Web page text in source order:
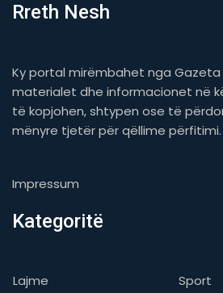
Rreth Nesh
Ky portal mirëmbahet nga Gazeta
materialet dhe informacionet në
të kopjohen, shtypen ose të
mënyre tjetër për qëllime përfitimi.
Impressum
Kategoritë
Lajme
Sport